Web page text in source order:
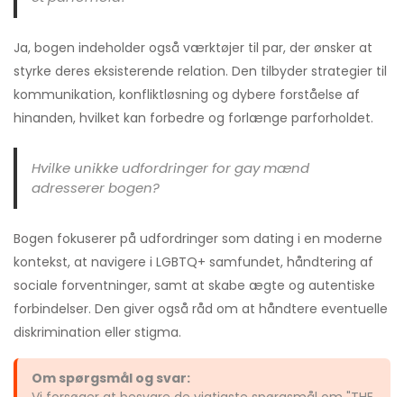
Ja, bogen indeholder også værktøjer til par, der ønsker at
styrke deres eksisterende relation. Den tilbyder strategier til
kommunikation, konfliktløsning og dybere forståelse af
hinanden, hvilket kan forbedre og forlænge parforholdet.
Hvilke unikke udfordringer for gay mænd
adresserer bogen?
Bogen fokuserer på udfordringer som dating i en moderne
kontekst, at navigere i LGBTQ+ samfundet, håndtering af
sociale forventninger, samt at skabe ægte og autentiske
forbindelser. Den giver også råd om at håndtere eventuelle
diskrimination eller stigma.
Om spørgsmål og svar: